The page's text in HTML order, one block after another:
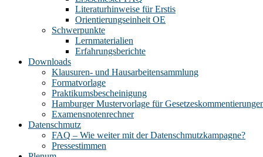
Literaturhinweise für Erstis
Orientierungseinheit OE
Schwerpunkte
Lernmaterialien
Erfahrungsberichte
Downloads
Klausuren- und Hausarbeitensammlung
Formatvorlage
Praktikumsbescheinigung
Hamburger Mustervorlage für
Examensnotenrechner
Datenschmutz
FAQ – Wie weiter mit der Datenschmutzkampagne?
Pressestimmen